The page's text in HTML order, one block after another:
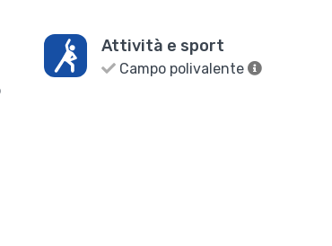
Attività e sport
Campo polivalente